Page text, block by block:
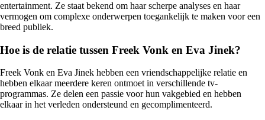
entertainment. Ze staat bekend om haar scherpe analyses en haar
vermogen om complexe onderwerpen toegankelijk te maken voor een
breed publiek.
Hoe is de relatie tussen Freek Vonk en Eva Jinek?
Freek Vonk en Eva Jinek hebben een vriendschappelijke relatie en
hebben elkaar meerdere keren ontmoet in verschillende tv-
programmas. Ze delen een passie voor hun vakgebied en hebben
elkaar in het verleden ondersteund en gecomplimenteerd.